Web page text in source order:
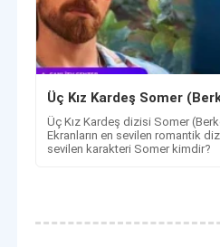
Üç Kız Kardeş Somer
Üç Kız Kardeş dizisi Somer
Ekranların en sevilen romantik
sevilen karakteri Somer kimdir?